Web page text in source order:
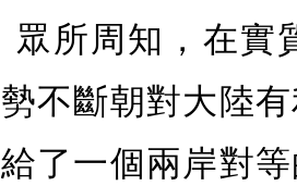
眾所周知，在實
勢不斷朝對大陸
給了一個兩岸對